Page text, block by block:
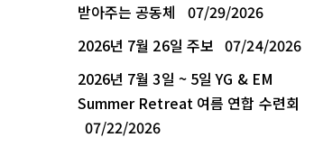
받아주는 공동체
07/29/2026
2026년 7월 26일 주보 07/24/2026
2026년 7월 3일 ~ 5일 YG & EM
Summer Retreat 여름 연합 수련회
07/22/2026